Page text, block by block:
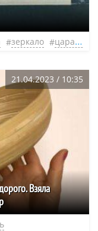
зеркало царапины
21.04.2023 / 10:35
Взяла